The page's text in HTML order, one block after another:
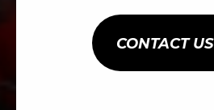
CONTACT US